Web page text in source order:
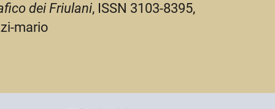
dei Friulani, ISSN 3103-8395,
mario